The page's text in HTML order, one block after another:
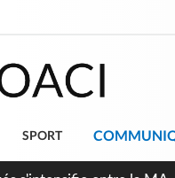
SPORT